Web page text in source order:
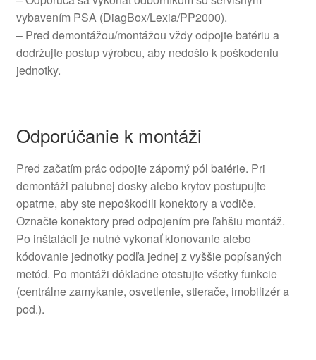
vybavením PSA (DiagBox/Lexia/PP2000).
– Pred demontážou/montážou vždy odpojte batériu a
dodržujte postup výrobcu, aby nedošlo k poškodeniu
jednotky.
Odporúčanie k montáži
Pred začatím prác odpojte záporný pól batérie. Pri
demontáži palubnej dosky alebo krytov postupujte
opatrne, aby ste nepoškodili konektory a vodiče.
Označte konektory pred odpojením pre ľahšiu montáž.
Po inštalácii je nutné vykonať klonovanie alebo
kódovanie jednotky podľa jednej z vyššie popísaných
metód. Po montáži dôkladne otestujte všetky funkcie
(centrálne zamykanie, osvetlenie, stierače, imobilizér a
pod.).